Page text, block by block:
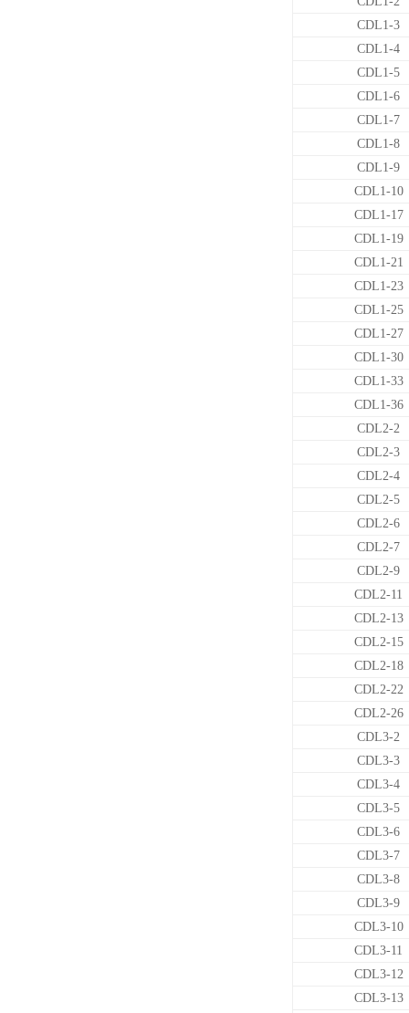
CDL1-3
CDL1-4
CDL1-5
CDL1-6
CDL1-7
CDL1-8
CDL1-9
CDL1-10
CDL1-17
CDL1-19
CDL1-21
CDL1-23
CDL1-25
CDL1-27
CDL1-30
CDL1-33
CDL1-36
CDL2-2
CDL2-3
CDL2-4
CDL2-5
CDL2-6
CDL2-7
CDL2-9
CDL2-11
CDL2-13
CDL2-15
CDL2-18
CDL2-22
CDL2-26
CDL3-2
CDL3-3
CDL3-4
CDL3-5
CDL3-6
CDL3-7
CDL3-8
CDL3-9
CDL3-10
CDL3-11
CDL3-12
CDL3-13